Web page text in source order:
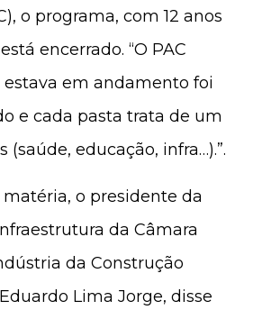
o programa, com 12 anos
encerrado. “O PAC
estava em andamento foi
e cada pasta trata de um
(saúde, educação, infra…).”.
o presidente da
da Câmara
da Construção
Lima Jorge, disse